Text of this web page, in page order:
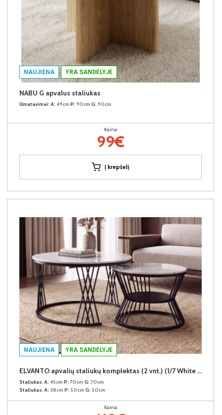
NAUJIENA YRA SANDĖLYJE
NABU G apvalus staliukas
Išmatavimai: A: 49cm P: 90cm G: 90cm
Kaina:
99€
Į krepšelį
NAUJIENA YRA SANDĖLYJE
ELVANTO apvalių staliukų komplektas (2 vnt.) (1/7 White Marble Gloss)
Staliukas: A: 45cm P: 70cm G: 70cm
Staliukas: A: 38cm P: 50cm G: 50cm
Kaina: